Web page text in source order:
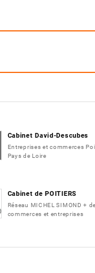
Cabinet David-Descubes
Entreprises et commerces
Pays de Loire
Cabinet de POITIERS
Réseau MICHEL SIMOND +
commerces et entreprises